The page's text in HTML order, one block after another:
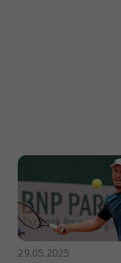
29.05.2025